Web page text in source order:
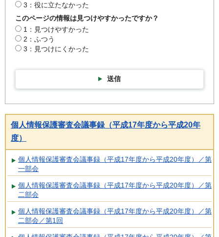
3：役に立たなかった
このページの情報は見つけやすかったですか？
1：見つけやすかった
2：ふつう
3：見つけにくかった
送信
個人情報保護審査会議事録（平成17年度から平成20年
度）
個人情報保護審査会議事録（平成17年度から平成20年度）／第
一部会
個人情報保護審査会議事録（平成17年度から平成20年度）／第
二部会
個人情報保護審査会議事録（平成17年度から平成20年度）／第
二部会／第1回